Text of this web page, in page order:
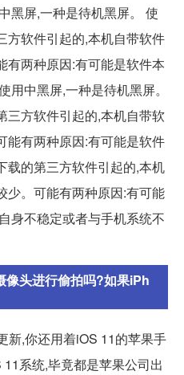
黑屏,一种是待机黑屏。 使
方软件引起的,本机自带软件
有两种原因:有可能是软件本
用中黑屏,一种是待机黑屏。
三方软件引起的,本机自带软
能有两种原因:有可能是软件
载的第三方软件引起的,本机
少。可能有两种原因:有可能
身不稳定或者与手机系统不
头进行偷拍吗?如果iPh
新,你还用着iOS 11的苹果手
系统,毕竟都是苹果公司出